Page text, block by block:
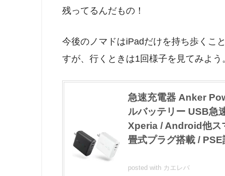
残ってるんだもの！
今後のノマドはiPadだけを持ち歩くこ
すが、行くときは1回様子を見てみよう
急速充電器 Anker
ルバッテリー USB急
Xperia / Android他ス
畳式プラグ搭載 /
posted with カエレバ